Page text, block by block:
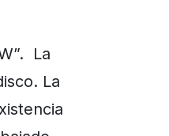
La
La